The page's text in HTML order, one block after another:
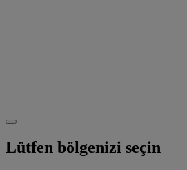
Lütfen bölgenizi seçin